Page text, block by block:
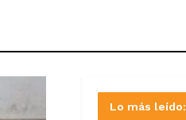
Lo más leído: